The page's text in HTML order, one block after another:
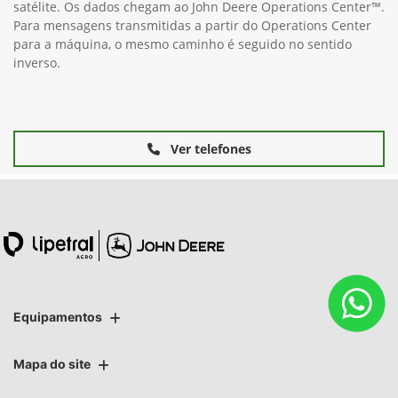
satélite. Os dados chegam ao John Deere Operations Center™.
Para mensagens transmitidas a partir do Operations Center
para a máquina, o mesmo caminho é seguido no sentido
inverso.
Ver telefones
Equipamentos
Mapa do site